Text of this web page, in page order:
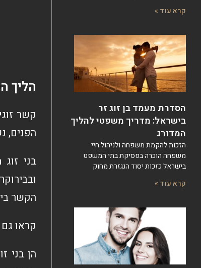
קרא עוד »
הסדרת מעמד בן זוג זר
בישראל: מדריך משפטי להליך
המדורג
הזכות להקמת משפחה ולניהול חיי
משפחה הוכרה בפסיקת בתי המשפט
בישראל כזכות יסוד הנגזרת מחוק
קרא עוד »
הליך
קשר
הפנים,
בני
הקשר
קראו
הן בני